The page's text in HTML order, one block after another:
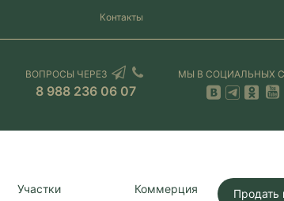
Контакты
ВОПРОСЫ ЧЕРЕЗ
8 988 236 06 07
МЫ В СОЦИАЛЬНЫХ
Участки Коммерция Продать